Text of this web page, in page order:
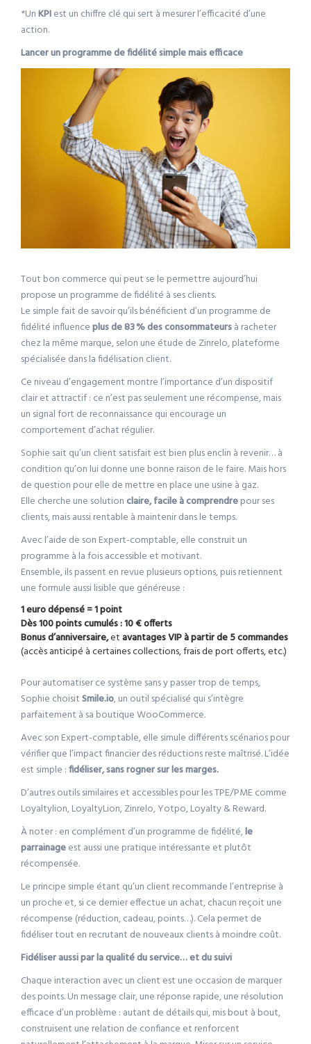
*UnKPIest un chiffre clé qui sert à mesurer l’efficacité d’une
action.
Lancer un programme de fidélité simple mais efficace
Tout bon commerce qui peut se le permettre aujourd’hui
propose un programme de fidélité à ses clients.
Le simple fait de savoir qu’ils bénéficient d’un programme de
fidélité influenceplus de 83 % des consommateursà racheter
chez la même marque, selon une étude de Zinrelo, plateforme
spécialisée dans la fidélisation client.
Ce niveau d’engagement montre l’importance d’un dispositif
clair et attractif : ce n’est pas seulement une récompense, mais
un signal fort de reconnaissance qui encourage un
comportement d’achat régulier.
Sophie sait qu’un client satisfait est bien plus enclin à revenir… à
condition qu’on lui donne une bonne raison de le faire. Mais hors
de question pour elle de mettre en place une usine à gaz.
Elle cherche une solutionclaire, facile à comprendrepour ses
clients, mais aussi rentable à maintenir dans le temps.
Avec l’aide de son Expert-comptable, elle construit un
programme à la fois accessible et motivant.
Ensemble, ils passent en revue plusieurs options, puis retiennent
une formule aussi lisible que généreuse :
1 euro dépensé = 1 point
Dès 100 points cumulés : 10 € offerts
Bonus d’anniversaire,etavantages VIP à partir de 5 commandes
(accès anticipé à certaines collections, frais de port offerts, etc.)
Pour automatiser ce système sans y passer trop de temps,
Sophie choisitSmile.io, un outil spécialisé qui s’intègre
parfaitement à sa boutique WooCommerce.
Avec son Expert-comptable, elle simule différents scénarios pour
vérifier que l’impact financier des réductions reste maîtrisé. L’idée
est simple :fidéliser, sans rogner sur les marges.
D’autres outils similaires et accessibles pour les TPE/PME comme
Loyaltylion, LoyaltyLion, Zinrelo, Yotpo, Loyalty & Reward.
À noter : en complément d’un programme de fidélité,le
parrainageest aussi une pratique intéressante et plutôt
récompensée.
Le principe simple étant qu’un client recommande l’entreprise à
un proche et, si ce dernier effectue un achat, chacun reçoit une
récompense (réduction, cadeau, points…). Cela permet de
fidéliser tout en recrutant de nouveaux clients à moindre coût.
Fidéliser aussi par la qualité du service… et du suivi
Chaque interaction avec un client est une occasion de marquer
des points. Un message clair, une réponse rapide, une résolution
efficace d’un problème : autant de détails qui, mis bout à bout,
construisent une relation de confiance et renforcent